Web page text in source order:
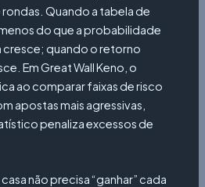
Quando a tabela de
do que a probabilidade
cresce; quando o retorno
Em Great Wall Keno, o
ao comparar faixas de risco
apostas mais agressivas,
penaliza excessos de
casa não precisa “ganhar” cada